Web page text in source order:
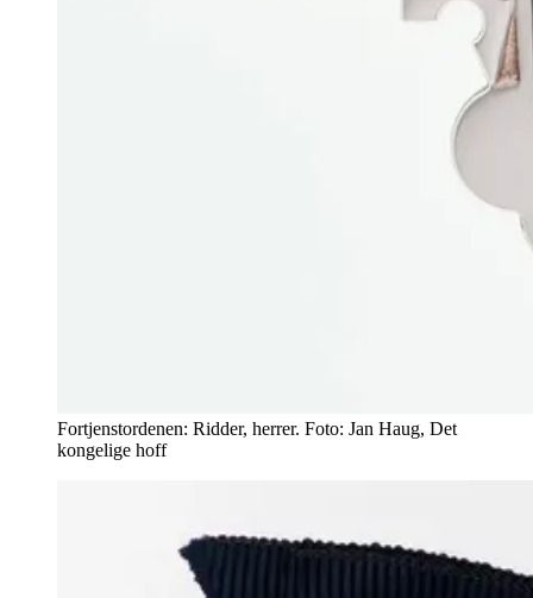
Fortjenstordenen: Ridder, herrer. Foto: Jan Haug, Det
kongelige hoff